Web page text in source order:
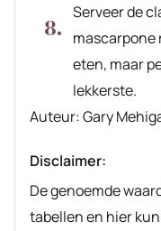
Serveer de
mascarpone
eten, maar
lekkerste.
Auteur
Auteur:Gary
Disclaimer:
De genoemde waardes zijn gebaseerd op standaard
tabellen en hier